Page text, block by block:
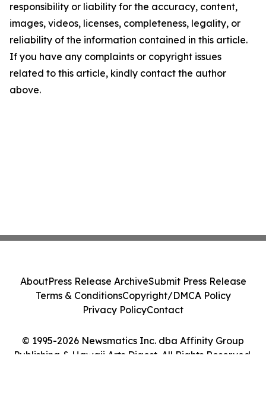
responsibility or liability for the accuracy, content,
images, videos, licenses, completeness, legality, or
reliability of the information contained in this article.
If you have any complaints or copyright issues
related to this article, kindly contact the author
above.
© 1995-2026 Newsmatics Inc. dba Affinity Group
Publishing & Hawaii Arts Digest. All Rights Reserved.
AboutPress Release ArchiveSubmit Press Release
Terms & ConditionsCopyright/DMCA Policy
Privacy PolicyContact